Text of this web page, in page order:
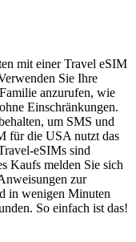
mit einer Travel eSIM
Sie Ihre
anzurufen, wie
Einschränkungen.
um SMS und
für die USA nutzt das
eSIMs sind
Kaufs melden Sie sich
zur
in wenigen Minuten
So einfach ist das!